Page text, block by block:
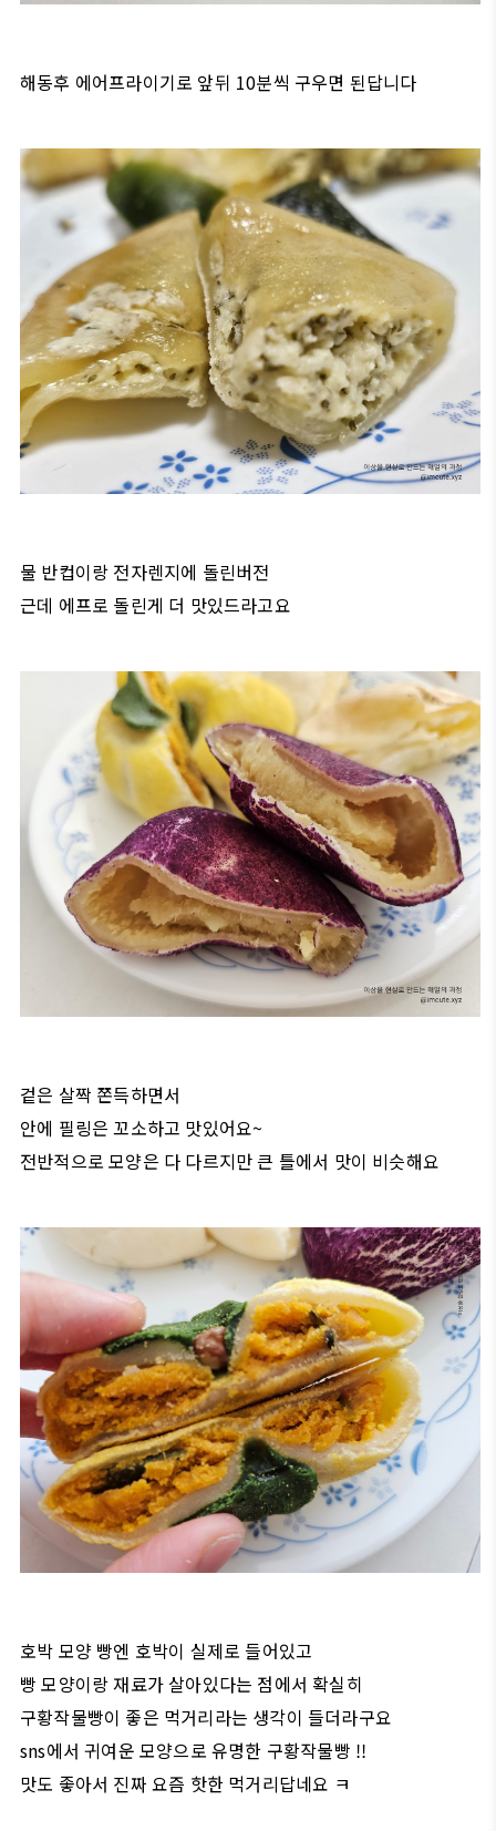
해동후 에어프라이기로 앞뒤 10분씩 구우면 된답니다
물 반컵이랑 전자렌지에 돌린버전
근데 에프로 돌린게 더 맛있드라고요
겉은 살짝 쫀득하면서
안에 필링은 꼬소하고 맛있어요~
전반적으로 모양은 다 다르지만 큰 틀에서 맛이 비슷해요
호박 모양 빵엔 호박이 실제로 들어있고
빵 모양이랑 재료가 살아있다는 점에서 확실히
구황작물빵이 좋은 먹거리라는 생각이 들더라구요
sns에서 귀여운 모양으로 유명한 구황작물빵 !!
맛도 좋아서 진짜 요즘 핫한 먹거리답네요 ㅋ